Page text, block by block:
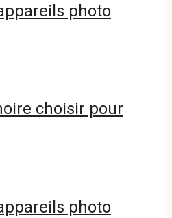
photo
choisir pour
photo